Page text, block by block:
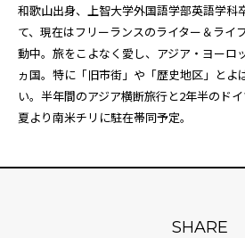
和歌山出身、上智大学外国語学部英語学科
て、現在はフリーランスのライター＆ライ
動中。旅をこよなく愛し、アジア・ヨーロ
ヵ国。特に「旧市街」や「歴史地区」とよ
い。半年間のアジア横断旅行と2年半のド
夏より南米チリに駐在帯同予定。
SHARE